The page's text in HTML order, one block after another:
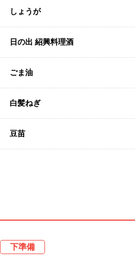
しょうが
日の出 紹興料理酒
ごま油
白髪ねぎ
豆苗
下準備